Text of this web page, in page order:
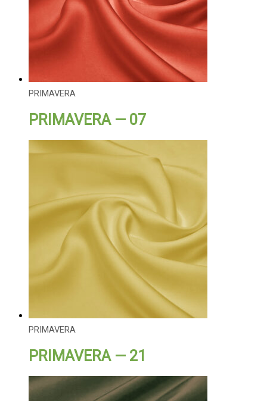
PRIMAVERA
PRIMAVERA — 07
PRIMAVERA
PRIMAVERA — 21